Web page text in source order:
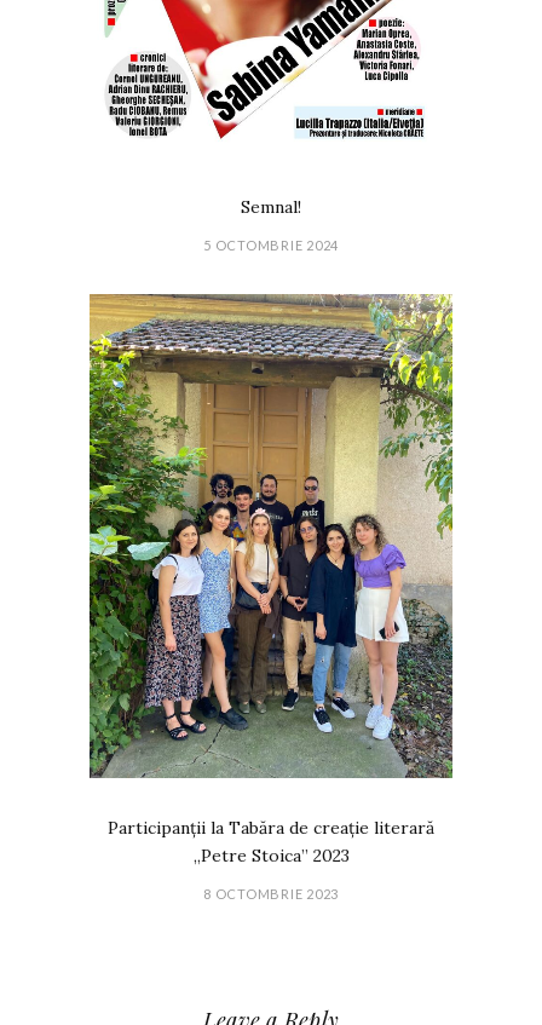
Semnal!
5 OCTOMBRIE 2024
Participanții la Tabăra de creație literară
„Petre Stoica” 2023
8 OCTOMBRIE 2023